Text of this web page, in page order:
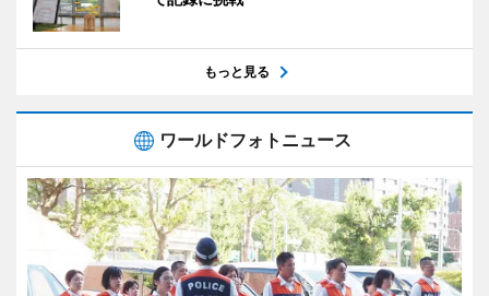
もっと見る
ワールドフォトニュース